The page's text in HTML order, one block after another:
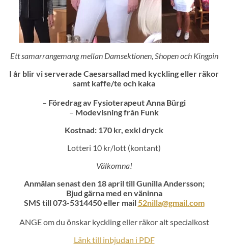
Ett samarrangemang mellan Damsektionen, Shopen och Kingpin
I år blir vi serverade Caesarsallad med kyckling eller räkor
samt kaffe/te och kaka
– Föredrag av Fysioterapeut Anna Bürgi
– Modevisning från Funk
Kostnad: 170 kr, exkl dryck
Lotteri 10 kr/lott (kontant)
Välkomna!
Anmälan senast den 18 april till Gunilla Andersson;
Bjud gärna med en väninna
SMS till 073-5314450 eller mail 52nilla@gmail.com
ANGE om du önskar kyckling eller räkor alt specialkost
Länk till inbjudan i PDF